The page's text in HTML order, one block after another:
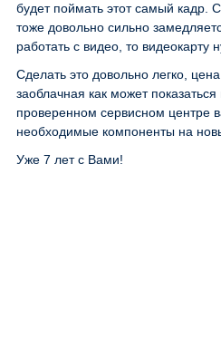
будет поймать этот самый кадр.
тоже довольно сильно
работать с видео, то видеокарту
Сделать это довольно легко,
заоблачная как может
проверенном сервисном центре
необходимые компоненты на
Уже 7 лет с Вами!